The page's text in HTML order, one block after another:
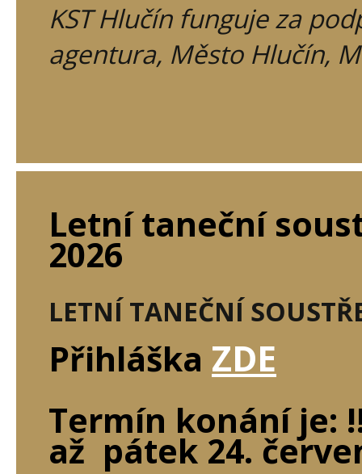
KST Hlučín funguje za
agentura, Město Hlučín,
Letní taneční
2026
LETNÍ TANEČNÍ
Přihláška ZDE
Termín konání je:
až pátek 24.